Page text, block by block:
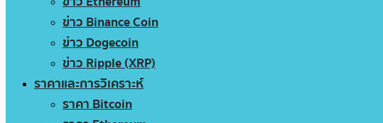
ข่าว Binance Coin
ข่าว Dogecoin
ข่าว Ripple (XRP)
ราคาและการวิเคราะห์
ราคา Bitcoin